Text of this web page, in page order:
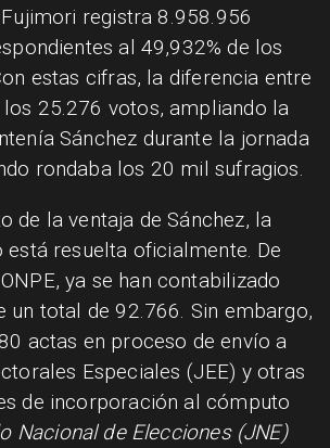
registra 8.958.956
al 49,932% de los
estas cifras, la diferencia entre
25.276 votos, ampliando la
Sánchez durante la jornada
rondaba los 20 mil sufragios.
de la ventaja de Sánchez, la
está resuelta oficialmente. De
ya se han contabilizado
un total de 92.766. Sin embargo,
actas en proceso de envío a
Especiales (JEE) y otras
de incorporación al cómputo
Nacional de Elecciones (JNE)